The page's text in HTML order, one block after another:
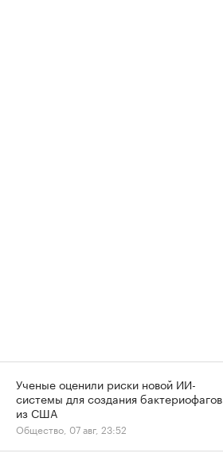
Ученые оценили риски новой ИИ-
системы для создания бактериофагов
из США
Общество, 07 авг, 23:52